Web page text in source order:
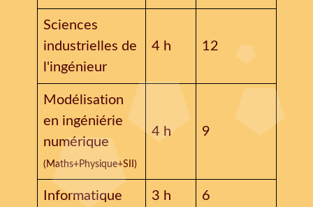
Sciences
industrielles de
l'ingénieur
4 h 12
Modélisation
en ingéniérie
numérique
(Maths+Physique+SII)
4 h 9
Informatique 3 h 6